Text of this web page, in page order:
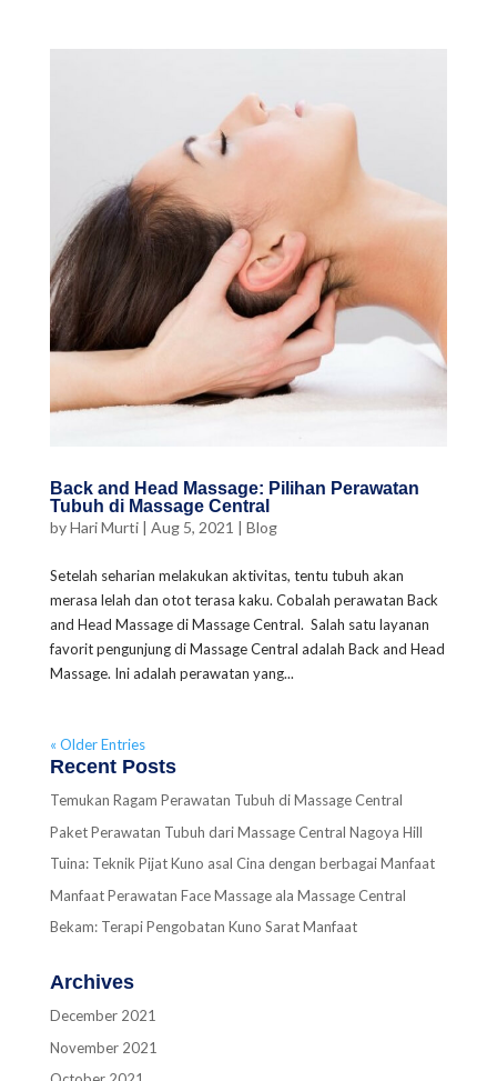
Back and Head Massage: Pilihan Perawatan
Tubuh di Massage Central
byHari Murti| Aug 5, 2021 | Blog
Setelah seharian melakukan aktivitas, tentu tubuh akan
merasa lelah dan otot terasa kaku. Cobalah perawatan Back
and Head Massage di Massage Central. Salah satu layanan
favorit pengunjung di Massage Central adalah Back and Head
Massage. Ini adalah perawatan yang...
« Older Entries
Recent Posts
Temukan Ragam Perawatan Tubuh di Massage Central
Paket Perawatan Tubuh dari Massage Central Nagoya Hill
Tuina: Teknik Pijat Kuno asal Cina dengan berbagai Manfaat
Manfaat Perawatan Face Massage ala Massage Central
Bekam: Terapi Pengobatan Kuno Sarat Manfaat
Archives
December 2021
November 2021